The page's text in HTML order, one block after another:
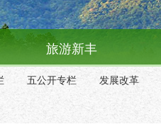
旅游新丰
五公开专栏 发展改革